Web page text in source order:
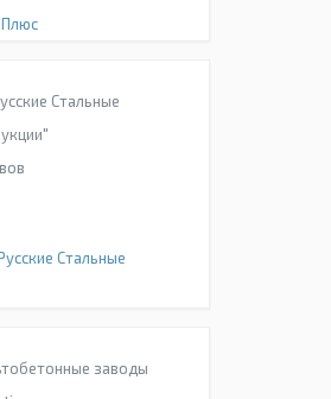
Стальные
Стальные
заводы